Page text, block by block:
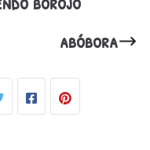
abóbora